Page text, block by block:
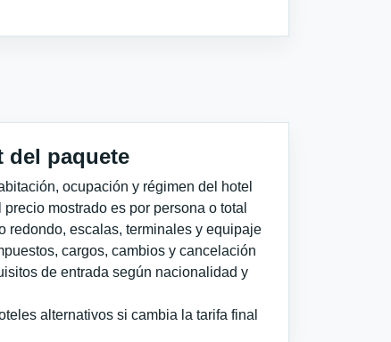
del paquete
ocupación y régimen del hotel
precio mostrado es por persona o total
redondo, escalas, terminales y equipaje
cargos, cambios y cancelación
de entrada según nacionalidad y
alternativos si cambia la tarifa final